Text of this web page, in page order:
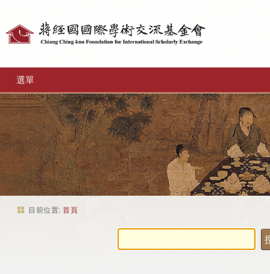
選單
目前位置: 首頁